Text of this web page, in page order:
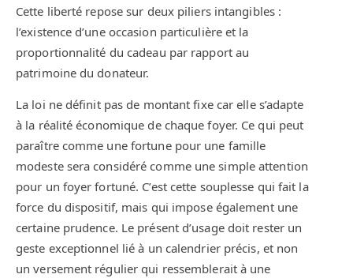
Cette liberté repose sur deux piliers intangibles :
l’existence d’une occasion particulière et la
proportionnalité du cadeau par rapport au
patrimoine du donateur.
La loi ne définit pas de montant fixe car elle s’adapte
à la réalité économique de chaque foyer. Ce qui peut
paraître comme une fortune pour une famille
modeste sera considéré comme une simple attention
pour un foyer fortuné. C’est cette souplesse qui fait la
force du dispositif, mais qui impose également une
certaine prudence. Le présent d’usage doit rester un
geste exceptionnel lié à un calendrier précis, et non
un versement régulier qui ressemblerait à une